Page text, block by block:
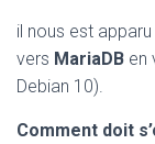
il nous est
vers MariaDB en
Debian 10).
Comment doit